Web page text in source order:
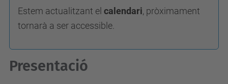
Estem actualitzant el calendari, pròximament
tornarà a ser accessible.
Presentació